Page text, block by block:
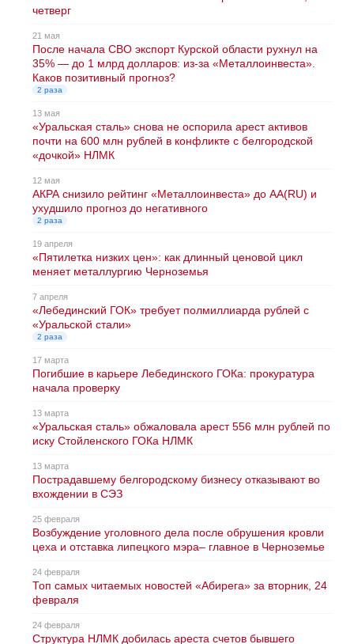
четверг
21 мая
После начала СВО экспорт Курской области рухнул на
35% — до 1 млрд долларов: из-за «Металлоинвеста».
Каков позитивный прогноз?
2 раза
13 мая
«Уральская сталь» снова не оспорила арест активов
почти на 600 млн рублей в конфликте с белгородской
«дочкой» НЛМК
12 мая
АКРА снизило рейтинг «Металлоинвеста» до AA(RU) и
ухудшило прогноз до негативного
2 раза
19 апреля
«Пятилетка низких цен»: как длинный ценовой цикл
меняет металлургию Черноземья
7 апреля
«Лебединский ГОК» требует полмиллиарда рублей с
«Уральской стали»
2 раза
17 марта
Погибшие в карьере Лебединского ГОКа: прокуратура
начала проверку
13 марта
«Уральская сталь» обжаловала арест 556 млн рублей по
иску Стойленского ГОКа НЛМК
13 марта
Пострадавшему белгородскому бизнесу отказывают во
вхождении в СЭЗ
25 февраля
Возбуждение уголовного дела после обрушения кровли
цеха и отставка липецкого мэра– главное в Черноземье
24 февраля
Топ самых читаемых новостей «Абирега» за вторник, 24
февраля
24 февраля
Структура НЛМК добилась ареста счетов бывшего